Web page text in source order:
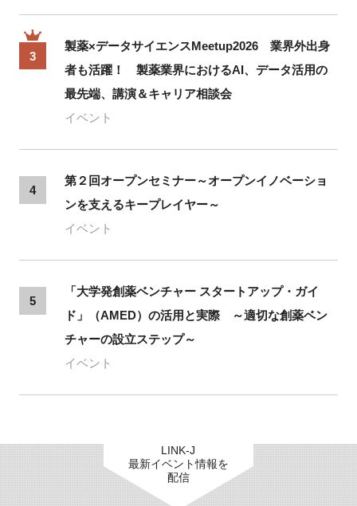
3
製薬×データサイエンスMeetup2026 業界外出身
者も活躍！ 製薬業界におけるAI、データ活用の
最先端、講演＆キャリア相談会
イベント
4
第２回オープンセミナー～オープンイノベーショ
ンを支えるキープレイヤー～
イベント
5
「大学発創薬ベンチャー スタートアップ・ガイ
ド」（AMED）の活用と実際 ～適切な創薬ベン
チャーの設立ステップ～
イベント
LINK-J
最新イベント情報を
配信